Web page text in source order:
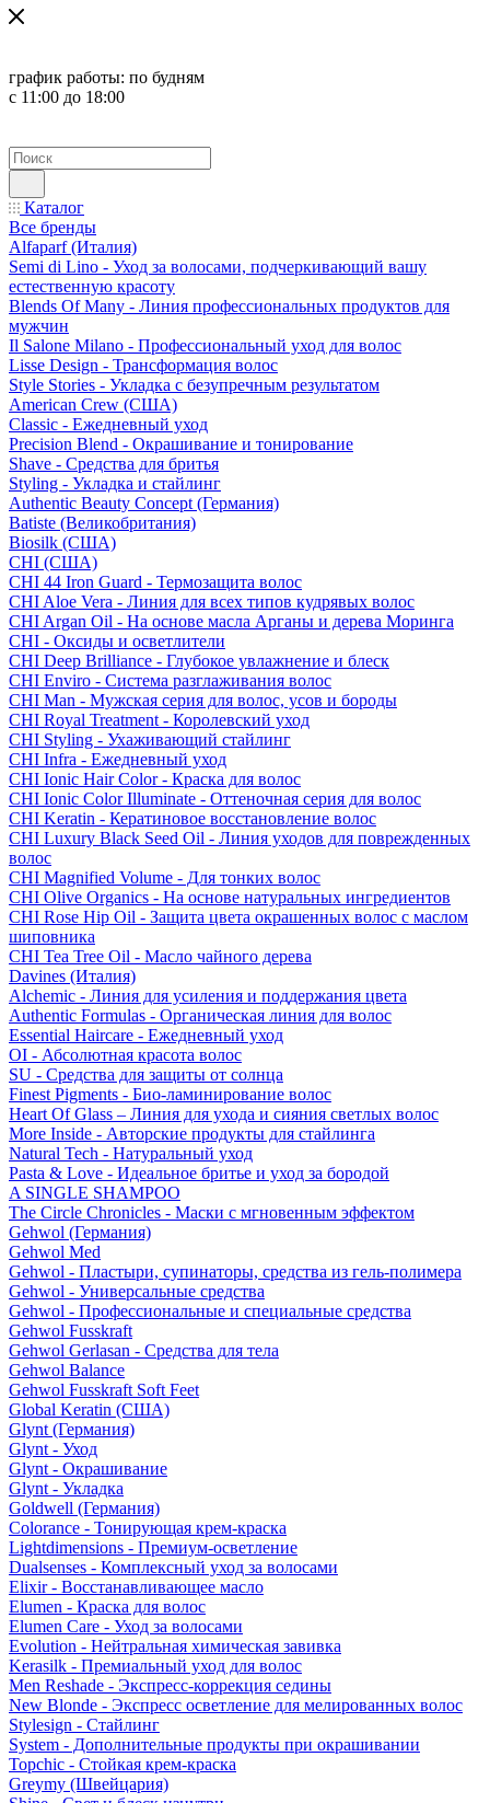
график работы: по будням
с 11:00 до 18:00
Каталог
Все бренды
Alfaparf (Италия)
Semi di Lino - Уход за волосами, подчеркивающий вашу
естественную красоту
Blends Of Many - Линия профессиональных продуктов для
мужчин
Il Salone Milano - Профессиональный уход для волос
Lisse Design - Трансформация волос
Style Stories - Укладка с безупречным результатом
American Crew (США)
Classic - Ежедневный уход
Precision Blend - Окрашивание и тонирование
Shave - Средства для бритья
Styling - Укладка и стайлинг
Authentic Beauty Concept (Германия)
Batiste (Великобритания)
Biosilk (США)
CHI (США)
CHI 44 Iron Guard - Термозащита волос
CHI Aloe Vera - Линия для всех типов кудрявых волос
CHI Argan Oil - На основе масла Арганы и дерева Моринга
CHI - Оксиды и осветлители
CHI Deep Brilliance - Глубокое увлажнение и блеск
CHI Enviro - Система разглаживания волос
CHI Man - Мужская серия для волос, усов и бороды
CHI Royal Treatment - Королевский уход
CHI Styling - Ухаживающий стайлинг
CHI Infra - Ежедневный уход
CHI Ionic Hair Color - Краска для волос
CHI Ionic Color Illuminate - Оттеночная серия для волос
CHI Keratin - Кератиновое восстановление волос
CHI Luxury Black Seed Oil - Линия уходов для поврежденных
волос
CHI Magnified Volume - Для тонких волос
CHI Olive Organics - На основе натуральных ингредиентов
CHI Rose Hip Oil - Защита цвета окрашенных волос с маслом
шиповника
CHI Tea Tree Oil - Масло чайного дерева
Davines (Италия)
Alchemic - Линия для усиления и поддержания цвета
Authentic Formulas - Органическая линия для волос
Essential Haircare - Eжедневный уход
OI - Абсолютная красота волос
SU - Средства для защиты от солнца
Finest Pigments - Био-ламинирование волос
Heart Of Glass – Линия для ухода и сияния светлых волос
More Inside - Авторские продукты для стайлинга
Natural Tech - Натуральный уход
Pasta & Love - Идеальное бритье и уход за бородой
A SINGLE SHAMPOO
The Circle Chronicles - Маски с мгновенным эффектом
Gehwol (Германия)
Gehwol Med
Gehwol - Пластыри, супинаторы, средства из гель-полимера
Gehwol - Универсальные средства
Gehwol - Профессиональные и специальные средства
Gehwol Fusskraft
Gehwol Gerlasan - Средства для тела
Gehwol Balance
Gehwol Fusskraft Soft Feet
Global Keratin (США)
Glynt (Германия)
Glynt - Уход
Glynt - Окрашивание
Glynt - Укладка
Goldwell (Германия)
Colorance - Тонирующая крем-краска
Lightdimensions - Премиум-осветление
Dualsenses - Комплексный уход за волосами
Elixir - Восстанавливающее масло
Elumen - Краска для волос
Elumen Care - Уход за волосами
Evolution - Нейтральная химическая завивка
Kerasilk - Премиальный уход для волос
Men Reshade - Экспресс-коррекция седины
New Blonde - Экспресс осветление для мелированных волос
Stylesign - Стайлинг
System - Дополнительные продукты при окрашивании
Topchic - Стойкая крем-краска
Greymy (Швейцария)